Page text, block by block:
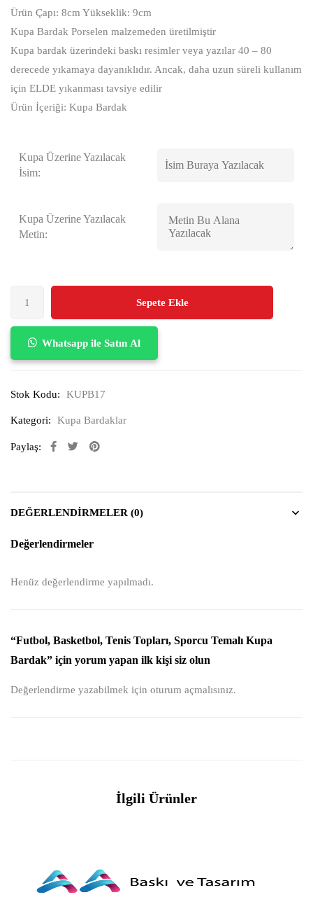
Ürün Çapı: 8cm Yükseklik: 9cm
Kupa Bardak Porselen malzemeden üretilmiştir
Kupa bardak üzerindeki baskı resimler veya yazılar 40 – 80
derecede yıkamaya dayanıklıdır. Ancak, daha uzun süreli kullanım
için ELDE yıkanması tavsiye edilir
Ürün İçeriği: Kupa Bardak
Kupa Üzerine Yazılacak
İsim:
Kupa Üzerine Yazılacak
Metin:
Sepete Ekle
Whatsapp ile Satın Al
Stok Kodu: KUPB17
Kategori: Kupa Bardaklar
Paylaş:
DEĞERLENDIRMELER (0)
Değerlendirmeler
Henüz değerlendirme yapılmadı.
“Futbol, Basketbol, Tenis Topları, Sporcu Temalı Kupa
Bardak” için yorum yapan ilk kişi siz olun
Değerlendirme yazabilmek için oturum açmalısınız.
İlgili Ürünler